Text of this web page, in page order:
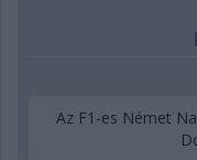
Az F1-es Német